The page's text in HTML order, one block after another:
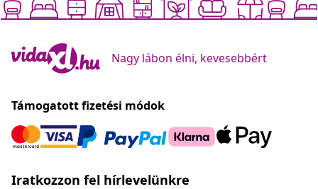
Nagy lábon élni, kevesebbért
Támogatott fizetési módok
Iratkozzon fel hírlevelünkre